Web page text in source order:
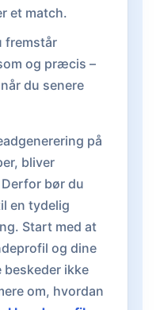
et match.
fremstår
og præcis –
du senere
på
bliver
bør du
en tydelig
Start med at
og dine
ikke
om, hvordan